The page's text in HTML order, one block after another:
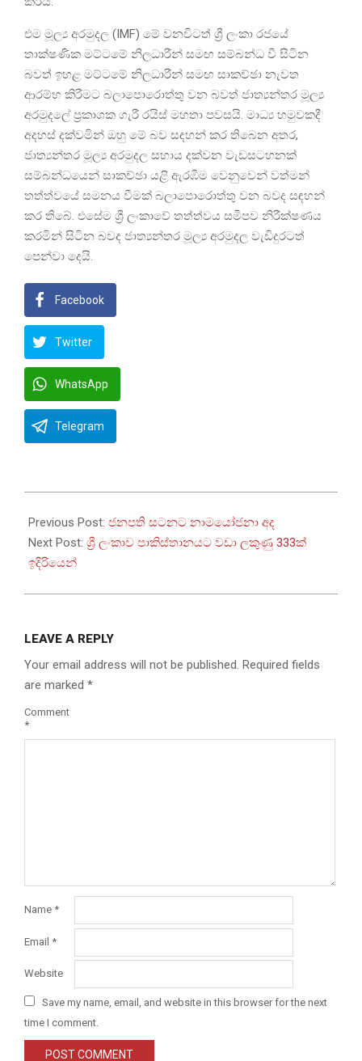
එම මූල්‍ය අරමුදල (IMF) මේ වනවිටත් ශ්‍රී ලංකා රජයේ
තාක්ෂණික මට්ටමේ නිලධාරීන් සමඟ සම්බන්ධ වී සිටින
බවත් ඉහළ මට්ටමේ නිලධාරීන් සමඟ සාකච්ඡා නැවත
ආරම්භ කිරීමට බලාපොරොත්තු වන බවත් ජාත්‍යන්තර මූල්‍ය
අරමුදලේ ප්‍රකාශක ගැරී රයිස් මහතා පවසයි. මාධ්‍ය හමුවකදී
අදහස් දක්වමින් ඔහු මේ බව සඳහන් කර තිබෙන අතර,
ජාත්‍යන්තර මූල්‍ය අරමුදල සහාය දක්වන වැඩසටහනක්
සම්බන්ධයෙන් සාකච්ඡා යළි ඇරඹීම වෙනුවෙන් වත්මන්
තත්ත්වයේ සමනය වීමක් බලාපොරොත්තු වන බවද සඳහන්
කර තිබේ. එසේම ශ්‍රී ලංකාවේ තත්ත්වය සමීපව නිරීක්ෂණය
කරමින් සිටින බවද ජාත්‍යන්තර මූල්‍ය අරමුදල වැඩිදුරටත්
පෙන්වා දෙයි.
Facebook
Twitter
WhatsApp
Telegram
07-
19
Previous Post: ජනපති සටනට නාමයෝජනා අද
Next Post: ශ්‍රී ලංකාව පාකිස්තානයට වඩා ලකුණු 333ක්
ඉදිරියෙන්
LEAVE A REPLY
Your email address will not be published. Required fields
are marked *
Comment
*
Name *
Email *
Website
Save my name, email, and website in this browser for the next
time I comment.